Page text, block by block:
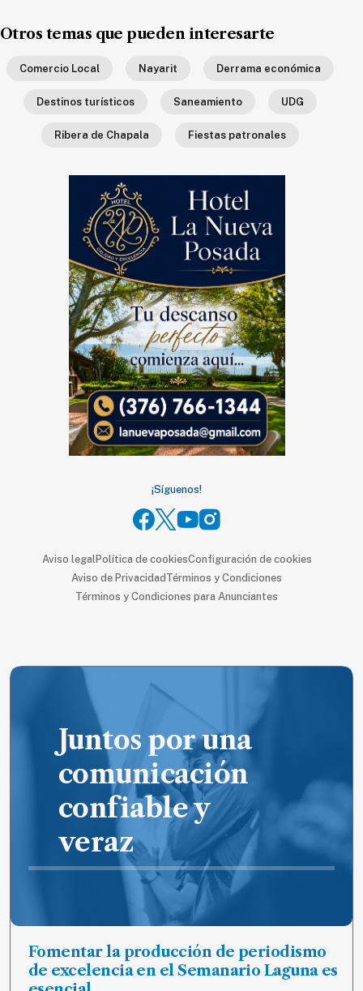
Salud
Negocios
SUSCRIPTORES
Nosotros
Contáctanos
Anúnciate
Otros temas que pueden interesarte
Comercio Local Nayarit Derrama económica
Destinos turísticos Saneamiento UDG
Ribera de Chapala Fiestas patronales
¡Síguenos!
Aviso legalPolítica de cookiesConfiguración de cookies
Aviso de Privacidad Términos y Condiciones
Términos y Condiciones para Anunciantes
Juntos por una
comunicación
confiable y
veraz
Fomentar la producción de periodismo
de excelencia en el Semanario Laguna es